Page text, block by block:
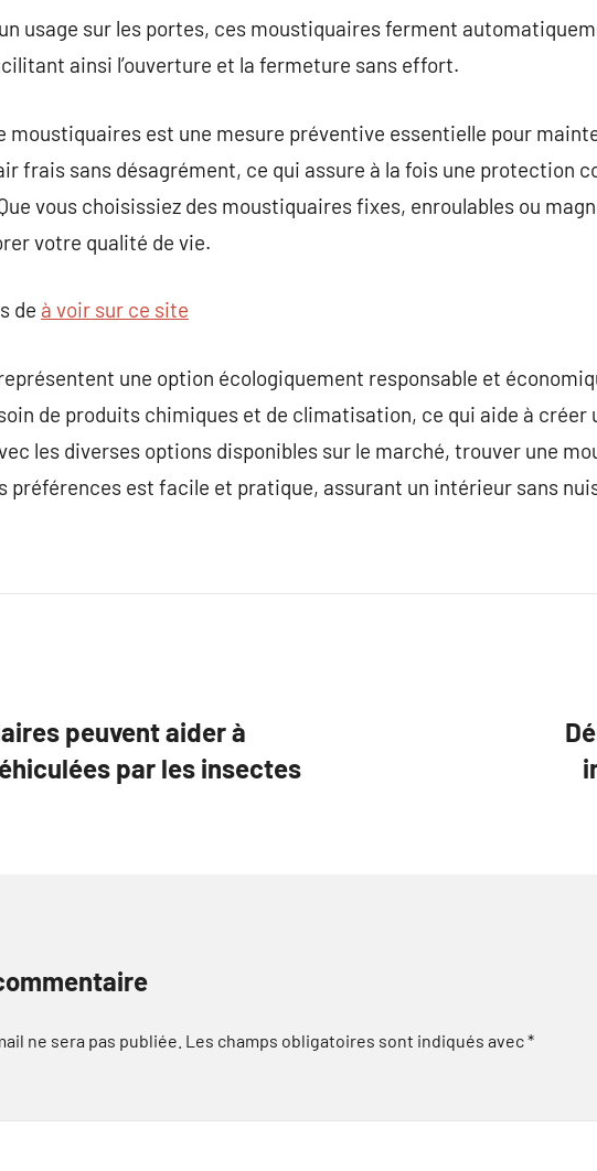
usage sur les portes, ces moustiquaires ferment
ainsi l’ouverture et la fermeture sans effort.
moustiquaires est une mesure préventive essentielle pour
frais sans désagrément, ce qui assure à la fois une protection
vous choisissiez des moustiquaires fixes, enroulables ou
votre qualité de vie.
de à voir sur ce site
une option écologiquement responsable et
de produits chimiques et de climatisation, ce qui aide à créer
les diverses options disponibles sur le marché, trouver une
préférences est facile et pratique, assurant un intérieur sans
peuvent aider à
par les insectes
ne sera pas publiée. Les champs obligatoires sont indiqués avec*